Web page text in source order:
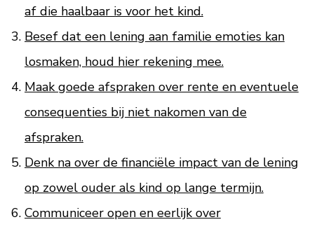
af die haalbaar is voor het kind.
Besef dat een lening aan familie emoties kan
losmaken, houd hier rekening mee.
Maak goede afspraken over rente en eventuele
consequenties bij niet nakomen van de
afspraken.
Denk na over de financiële impact van de lening
op zowel ouder als kind op lange termijn.
Communiceer open en eerlijk over